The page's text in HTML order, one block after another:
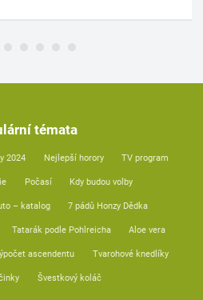
témata
2024 Nejlepší horory TV program
Počasí Kdy budou volby
– katalog 7 pádů Honzy Dědka
Tatarák podle Pohlreicha Aloe vera
ascendentu Tvarohové knedlíky
Švestkový koláč